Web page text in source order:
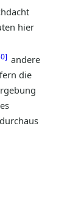
hier
andere
die